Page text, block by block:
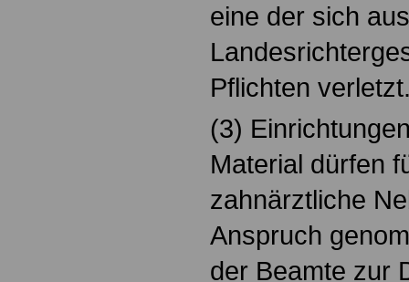
eine der sich
Pflichten
(3)
Material dürfen
zahnärztliche
Anspruch
der Beamte zur